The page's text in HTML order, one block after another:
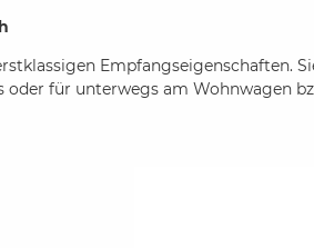
Empfangseigenschaften.
oder für unterwegs am Wohnwagen